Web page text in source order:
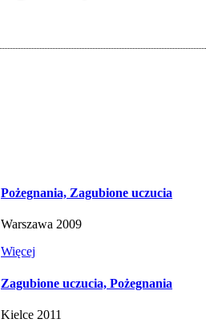
Pożegnania, Zagubione uczucia
Warszawa 2009
Więcej
Zagubione uczucia, Pożegnania
Kielce 2011